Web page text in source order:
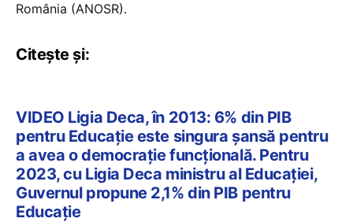
România (ANOSR).
Citește și:
VIDEO Ligia Deca, în 2013: 6% din PIB
pentru Educație este singura șansă pentru
a avea o democrație funcțională. Pentru
2023, cu Ligia Deca ministru al Educației,
Guvernul propune 2,1% din PIB pentru
Educație